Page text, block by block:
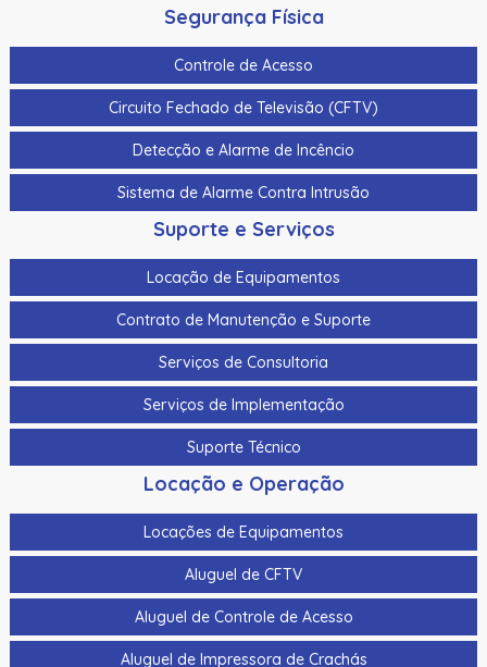
Segurança Física
Controle de Acesso
Circuito Fechado de Televisão (CFTV)
Detecção e Alarme de Incêncio
Sistema de Alarme Contra Intrusão
Suporte e Serviços
Locação de Equipamentos
Contrato de Manutenção e Suporte
Serviços de Consultoria
Serviços de Implementação
Suporte Técnico
Locação e Operação
Locações de Equipamentos
Aluguel de CFTV
Aluguel de Controle de Acesso
Aluguel de Impressora de Crachás